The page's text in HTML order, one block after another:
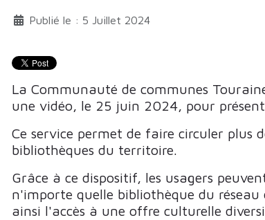
Publié le : 5 Juillet 2024
La Communauté de communes
une vidéo, le 25 juin 2024, pour
Ce service permet de faire circuler plus
bibliothèques du territoire.
Grâce à ce dispositif, les usagers
n'importe quelle bibliothèque du
ainsi l'accès à une offre culturelle